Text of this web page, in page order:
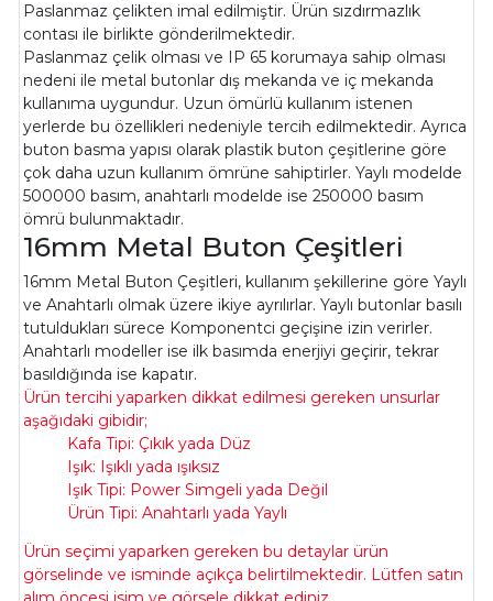
Paslanmaz çelikten imal edilmiştir. Ürün sızdırmazlık
contası ile birlikte gönderilmektedir.
Paslanmaz çelik olması ve IP 65 korumaya sahip olması
nedeni ile metal butonlar dış mekanda ve iç mekanda
kullanıma uygundur. Uzun ömürlü kullanım istenen
yerlerde bu özellikleri nedeniyle tercih edilmektedir. Ayrıca
buton basma yapısı olarak plastik buton çeşitlerine göre
çok daha uzun kullanım ömrüne sahiptirler. Yaylı modelde
500000 basım, anahtarlı modelde ise 250000 basım
ömrü bulunmaktadır.
16mm Metal Buton Çeşitleri
16mm Metal Buton Çeşitleri, kullanım şekillerine göre Yaylı
ve Anahtarlı olmak üzere ikiye ayrılırlar. Yaylı butonlar basılı
tutuldukları sürece Komponentci geçişine izin verirler.
Anahtarlı modeller ise ilk basımda enerjiyi geçirir, tekrar
basıldığında ise kapatır.
Ürün tercihi yaparken dikkat edilmesi gereken unsurlar
aşağıdaki gibidir;
Kafa Tipi: Çıkık yada Düz
Işık: Işıklı yada ışıksız
Işık Tipi: Power Simgeli yada Değil
Ürün Tipi: Anahtarlı yada Yaylı
Ürün seçimi yaparken gereken bu detaylar ürün
görselinde ve isminde açıkça belirtilmektedir. Lütfen satın